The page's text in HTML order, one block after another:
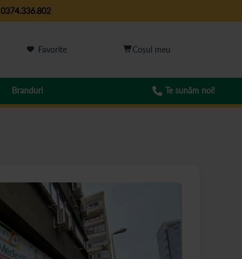
0374.336.802
Favorite
Branduri Te sunăm noi!